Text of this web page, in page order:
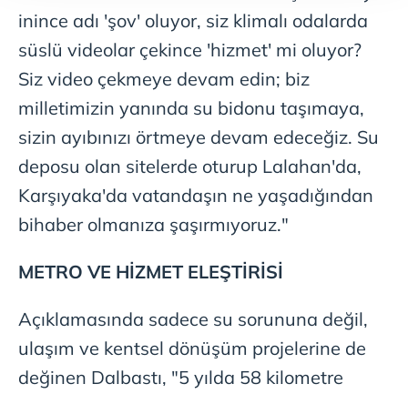
takdirde, kullanıcılara hedefli reklamlar
gösterilmeyecektir."
Sizlere daha iyi bir hizmet sunabilmek için İnternet
Sitemizde kendimize ve üçüncü kişilere ait çerezler
kullanılmaktadır. Bu çerezler vasıtasıyla çeşitli kişisel
verileriniz işlenmekte olup gerekli olan çerezler bilgi
toplumu hizmetlerinin sunulması amacıyla
kullanılmaktadır. Diğer çerezler, sitemizin daha işlevsel
kılınması ve kişiselleştirilmesi ve sizlere yönelik
reklam/pazarlama faaliyetlerinin yapılması, amaçlarıyla
vasıtasıyla belirleyebilirsiniz. Çerezlere ilişkin detaylı bilgi
için Ayarlar butonuna tıklayabilir,Çerez Bilgilendirme
Metnimizi
inince adı 'şov' oluyor, siz klimalı odalarda
süslü videolar çekince 'hizmet' mi oluyor?
Siz video çekmeye devam edin; biz
milletimizin yanında su bidonu taşımaya,
sizin ayıbınızı örtmeye devam edeceğiz. Su
deposu olan sitelerde oturup Lalahan'da,
Karşıyaka'da vatandaşın ne yaşadığından
bihaber olmanıza şaşırmıyoruz."
METRO VE HİZMET ELEŞTİRİSİ
Açıklamasında sadece su sorununa değil,
ulaşım ve kentsel dönüşüm projelerine de
değinen Dalbastı, "5 yılda 58 kilometre